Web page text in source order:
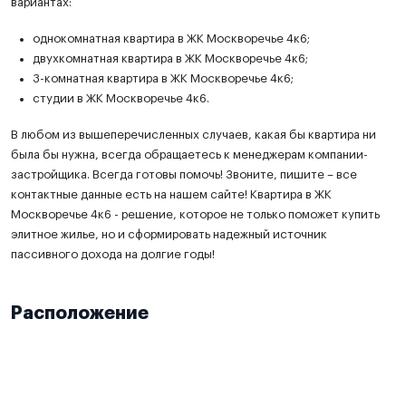
однокомнатная квартира в ЖК Москворечье 4к6;
двухкомнатная квартира в ЖК Москворечье 4к6;
3-комнатная квартира в ЖК Москворечье 4к6;
студии в ЖК Москворечье 4к6.
В любом из вышеперечисленных случаев, какая бы квартира ни
была бы нужна, всегда обращаетесь к менеджерам компании-
застройщика. Всегда готовы помочь! Звоните, пишите – все
контактные данные есть на нашем сайте! Квартира в ЖК
Москворечье 4к6 - решение, которое не только поможет купить
элитное жилье, но и сформировать надежный источник
пассивного дохода на долгие годы!
Расположение